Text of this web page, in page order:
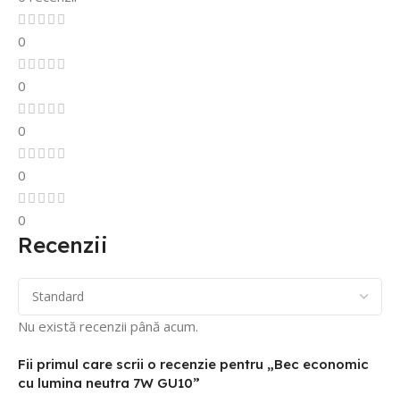
0
0
0
0
0
Recenzii
Nu există recenzii până acum.
Fii primul care scrii o recenzie pentru „Bec economic
cu lumina neutra 7W GU10”